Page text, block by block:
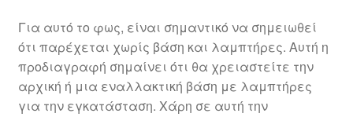
Για αυτό το φως, είναι σημαντικό να σημειωθεί
ότι παρέχεται χωρίς βάση και λαμπτήρες. Αυτή η
προδιαγραφή σημαίνει ότι θα χρειαστείτε την
αρχική ή μια εναλλακτική βάση με λαμπτήρες
για την εγκατάσταση. Χάρη σε αυτή την